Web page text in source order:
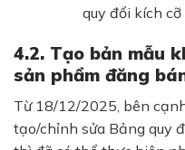
quy đổi kích
4.2. Tạo bản mẫu
sản phẩm đăng
Từ 18/12/2025, bên
tạo/chỉnh sửa Bảng quy